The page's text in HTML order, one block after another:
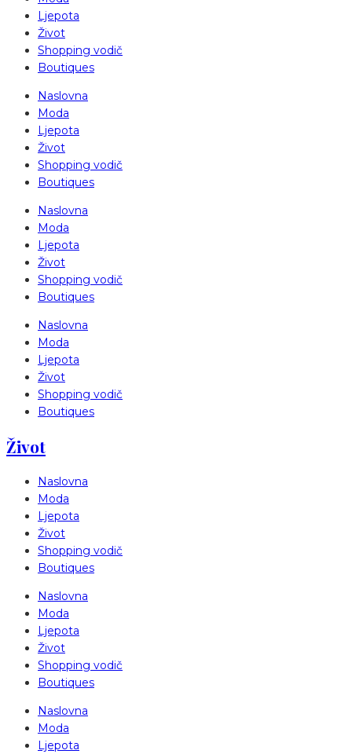
Ljepota
Život
Shopping vodič
Boutiques
Naslovna
Moda
Ljepota
Život
Shopping vodič
Boutiques
Naslovna
Moda
Ljepota
Život
Shopping vodič
Boutiques
Naslovna
Moda
Ljepota
Život
Shopping vodič
Boutiques
Život
Naslovna
Moda
Ljepota
Život
Shopping vodič
Boutiques
Naslovna
Moda
Ljepota
Život
Shopping vodič
Boutiques
Naslovna
Moda
Ljepota